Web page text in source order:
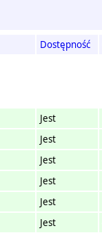
Dostępność
Jest
Jest
Jest
Jest
Jest
Jest